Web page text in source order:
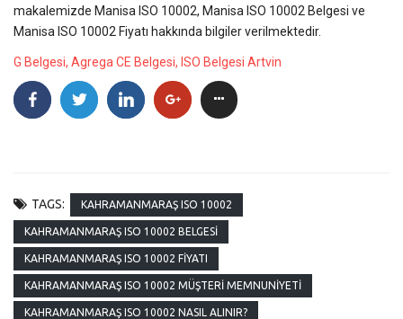
makalemizde Manisa ISO 10002, Manisa ISO 10002 Belgesi ve
Manisa ISO 10002 Fiyatı hakkında bilgiler verilmektedir.
G Belgesi, Agrega CE Belgesi, ISO Belgesi Artvin
TAGS: KAHRAMANMARAŞ ISO 10002
KAHRAMANMARAŞ ISO 10002 BELGESI
KAHRAMANMARAŞ ISO 10002 FIYATI
KAHRAMANMARAŞ ISO 10002 MÜŞTERI MEMNUNIYETI
KAHRAMANMARAŞ ISO 10002 NASIL ALINIR?